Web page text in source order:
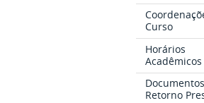
Curso
Horários
Acadêmicos
Retorno